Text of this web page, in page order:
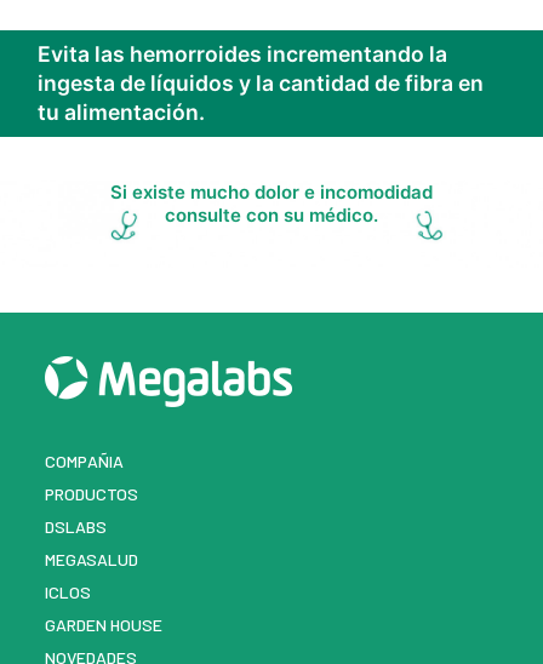
Evita las hemorroides incrementando la
ingesta de líquidos y la cantidad de fibra en
tu alimentación.
Si existe mucho dolor e incomodidad
consulte con su médico.
COMPAÑIA
PRODUCTOS
DSLABS
MEGASALUD
ICLOS
GARDEN HOUSE
NOVEDADES